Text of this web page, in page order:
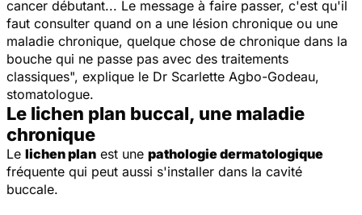
cancer débutant... Le message à faire passer, c'est qu'il
faut consulter quand on a une lésion chronique ou une
maladie chronique, quelque chose de chronique dans la
bouche qui ne passe pas avec des traitements
classiques", explique le Dr Scarlette Agbo-Godeau,
stomatologue.
Le lichen plan buccal, une maladie
chronique
Le lichen plan est une pathologie dermatologique
fréquente qui peut aussi s'installer dans la cavité
buccale.